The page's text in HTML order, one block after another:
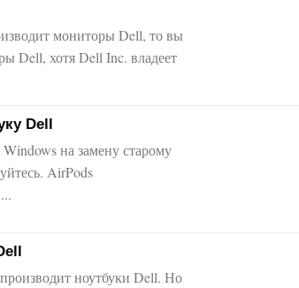
мониторы Dell, то вы
Dell, хотя Dell Inc. владеет
Dell
на замену старому
AirPods
ноутбуки Dell. Но